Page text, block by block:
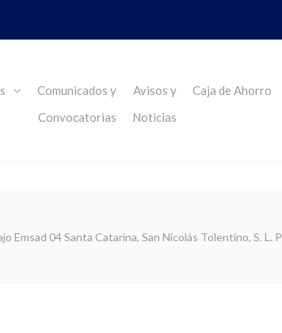
Comunicados y
Convocatorias
Avisos y
Noticias
Caja de Ahorro
Emsad 04 Santa Catarina, San Nicolás Tolentino, S. L. P